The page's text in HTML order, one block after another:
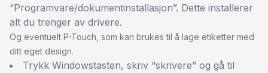
“Programvare/dokumentinstallasjon”. Dette installerer
alt du trenger av drivere.
Og eventuelt P-Touch, som kan brukes til å lage etiketter med
ditt eget design.
Trykk Windowstasten, skriv “skrivere” og gå til